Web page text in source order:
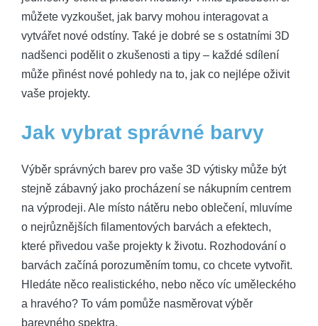
můžete vyzkoušet, jak barvy mohou interagovat a
vytvářet nové odstíny. Také je dobré se s ostatními 3D
nadšenci podělit o zkušenosti a tipy – každé sdílení
může přinést nové pohledy na to, jak co nejlépe oživit
vaše projekty.
Jak vybrat správné barvy
Výběr správných barev pro vaše 3D výtisky může být
stejně zábavný jako procházení se nákupním centrem
na výprodeji. Ale místo nátěru nebo oblečení, mluvíme
o nejrůznějších filamentových barvách a efektech,
které přivedou vaše projekty k životu. Rozhodování o
barvách začíná porozuměním tomu, co chcete vytvořit.
Hledáte něco realistického, nebo něco víc uměleckého
a hravého? To vám pomůže nasměrovat výběr
barevného spektra.